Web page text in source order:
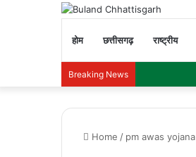
होम छत्तीसगढ़ राष्ट्रीय
Breaking News
Home / pm awas yojana